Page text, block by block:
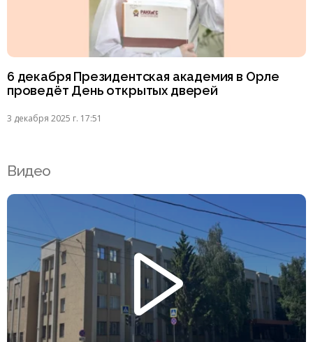
6 декабря Президентская академия в Орле
проведёт День открытых дверей
3 декабря 2025 г. 17:51
Видео